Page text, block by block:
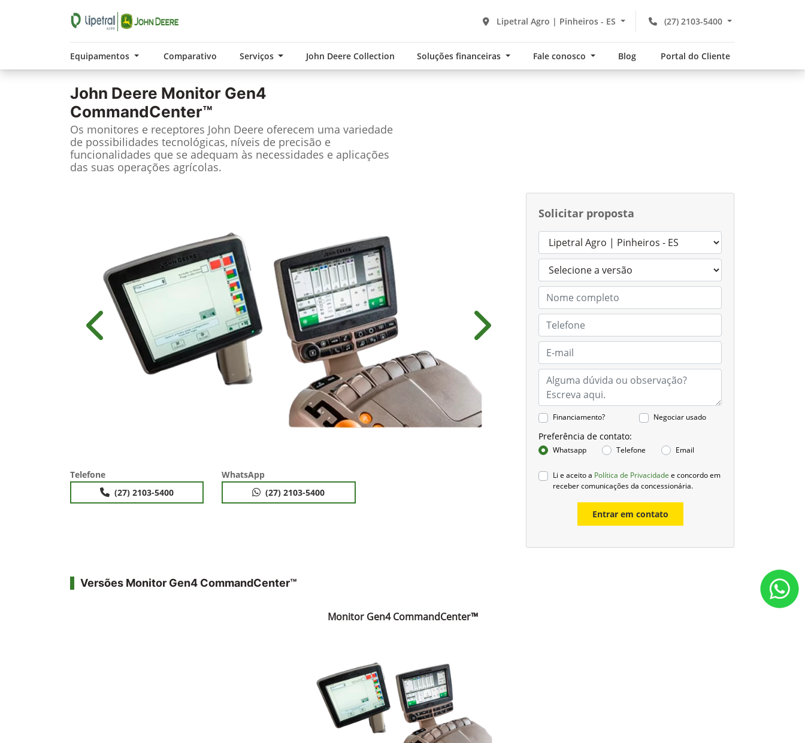
(27) 2103-5400
Lipetral Agro | Pinheiros - ES
Equipamentos Comparativo Serviços John Deere Collection Soluções financeiras Fale conosco Blog Portal do Cliente
John Deere Monitor Gen4
CommandCenter™
Os monitores e receptores John Deere oferecem uma variedade
de possibilidades tecnológicas, níveis de precisão e
funcionalidades que se adequam às necessidades e aplicações
das suas operações agrícolas.
Solicitar proposta
Financiamento? Negociar usado
Preferência de contato:
Whatsapp Telefone Email
Li e aceito a Política de Privacidade e concordo em
receber comunicações da concessionária.
Entrar em contato
Anterior Próximo
Telefone
(27) 2103-5400
WhatsApp
(27) 2103-5400
Versões Monitor Gen4 CommandCenter™
Monitor Gen4 CommandCenter™